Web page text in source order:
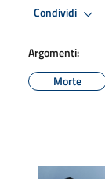
Condividi
Argomenti:
Morte